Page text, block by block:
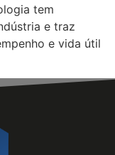
tem
e traz
e vida útil